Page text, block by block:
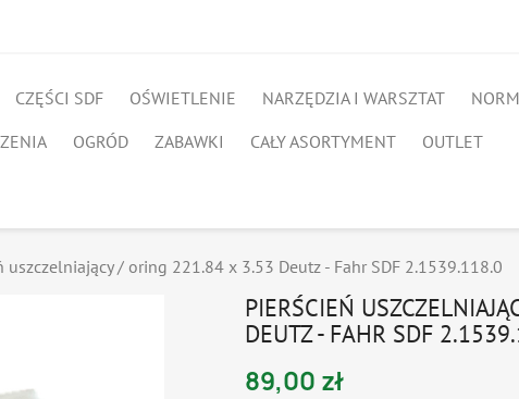
CZĘŚCI SDF OŚWIETLENIE NARZĘDZIA I WARSZTAT
OGRÓD ZABAWKI CAŁY ASORTYMENT OUTLET
uszczelniający / oring 221.84 x 3.53 Deutz - Fahr SDF 2.1539.118.0
PIERŚCIEŃ
DEUTZ - FAHR SDF
89,00 zł